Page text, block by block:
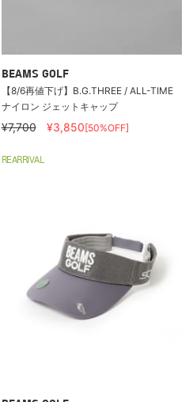
BEAMS GOLF
【8/6再値下げ】B.G.THREE / ALL-TIME
ナイロン ジェットキャップ
¥7,700 ¥3,850[50%OFF]
REARRIVAL